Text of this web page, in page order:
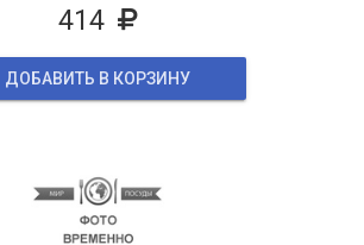
414
ДОБАВИТЬ В КОРЗИНУ